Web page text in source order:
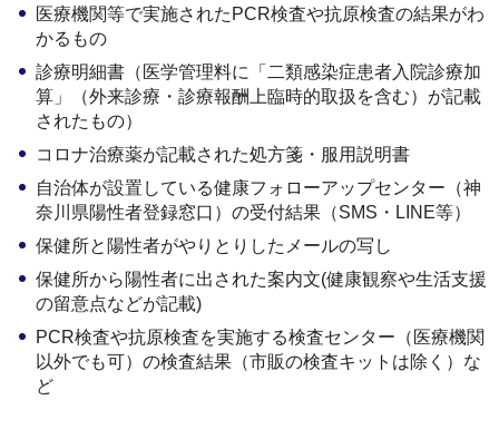
医療機関等で実施されたPCR検査や抗原検査の結果がわ
かるもの
診療明細書（医学管理料に「二類感染症患者入院診療加
算」（外来診療・診療報酬上臨時的取扱を含む）が記載
されたもの）
コロナ治療薬が記載された処方箋・服用説明書
自治体が設置している健康フォローアップセンター（神
奈川県陽性者登録窓口）の受付結果（SMS・LINE等）
保健所と陽性者がやりとりしたメールの写し
保健所から陽性者に出された案内文(健康観察や生活支援
の留意点などが記載)
PCR検査や抗原検査を実施する検査センター（医療機関
以外でも可）の検査結果（市販の検査キットは除く）な
ど